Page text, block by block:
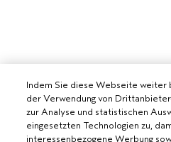
Indem Sie diese Webseite weiter
der Verwendung von
zur Analyse und statistischen
eingesetzten Technologien zu,
interessenbezogene Werbung